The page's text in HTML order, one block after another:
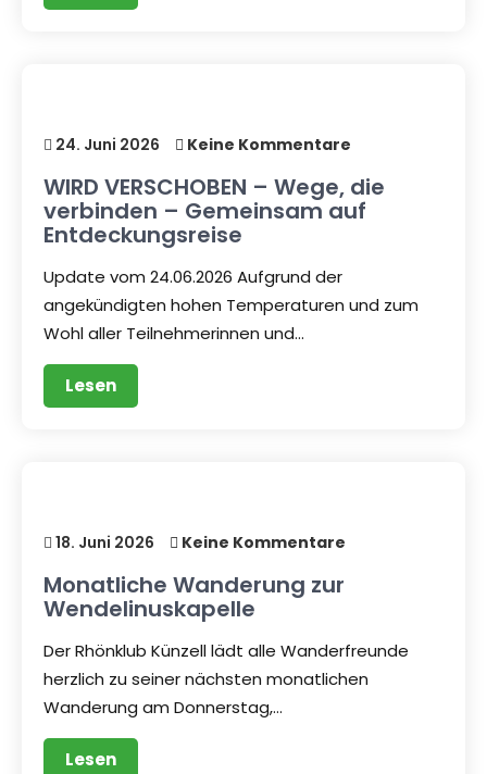
24. Juni 2026 Keine Kommentare
WIRD VERSCHOBEN – Wege, die
verbinden – Gemeinsam auf
Entdeckungsreise
Update vom 24.06.2026 Aufgrund der
angekündigten hohen Temperaturen und zum
Wohl aller Teilnehmerinnen und…
Lesen
18. Juni 2026 Keine Kommentare
Monatliche Wanderung zur
Wendelinuskapelle
Der Rhönklub Künzell lädt alle Wanderfreunde
herzlich zu seiner nächsten monatlichen
Wanderung am Donnerstag,…
Lesen